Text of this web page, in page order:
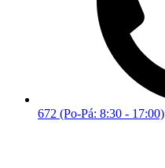
672 (Po-Pá: 8:30 - 17:00)